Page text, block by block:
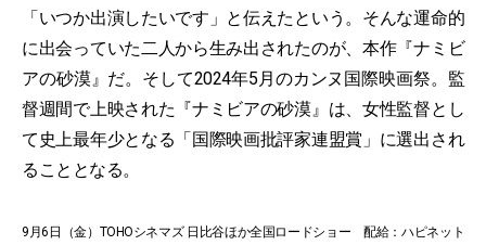
「いつか出演したいです」と伝えたという。そんな運命的
に出会っていた二人から生み出されたのが、本作『ナミビ
アの砂漠』だ。そして2024年5月のカンヌ国際映画祭。監
督週間で上映された『ナミビアの砂漠』は、女性監督とし
て史上最年少となる「国際映画批評家連盟賞」に選出され
ることとなる。
9月6日（金）TOHOシネマズ 日比谷ほか全国ロードショー 配給：ハピネット